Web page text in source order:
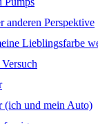
anderen Perspektive
Lieblingsfarbe
(ich und mein Auto)